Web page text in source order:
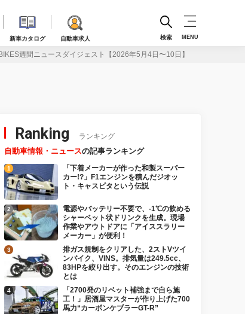
新車カタログ 自動車求人 検索 MENU
週間ニュースダイジェスト【2026年5月4日〜10日】
Ranking ランキング
自動車情報・ニュースの記事ランキング
「下着メーカーが作った和製スーパー
カー!?」F1エンジンを積んだジオッ
ト・キャスピタという伝説
電源やバッテリー不要で、-1℃の飲める
シャーベット状ドリンクを生成。現場
作業やアウトドアに「アイススラリー
メーカー」が便利！
排ガス規制をクリアした、2ストVツイ
ンバイク、VINS。排気量は249.5cc、
83HPを絞り出す。そのエンジンの技術
とは
「2700発のリベット補強まで自ら施
工！」居酒屋マスターが作り上げた700
馬力“カーボンケブラーGT-R”